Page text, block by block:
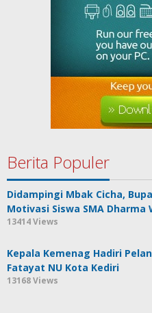
Berita Populer
Didampingi Mbak Cicha,
Motivasi Siswa SMA Dharma
13414 Views
Kepala Kemenag Hadiri
Fatayat NU Kota Kediri
13168 Views